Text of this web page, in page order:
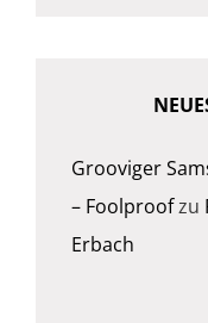
Grooviger
– Foolproofzu
Erbach